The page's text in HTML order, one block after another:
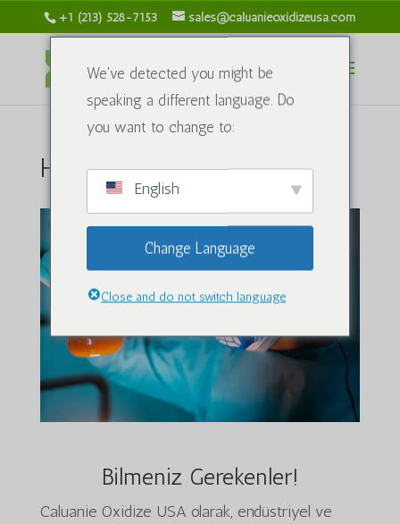
+1 (213) 528-7153 sales@caluanieoxidizeusa.com
Hakkımızda
Bilmeniz Gerekenler!
Caluanie Oxidize USA olarak, endüstriyel ve
We've detected you might be
speaking a different language. Do
you want to change to:
English
Change Language
Close and do not switch language